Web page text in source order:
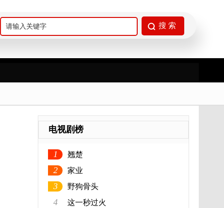
电视剧榜
1 翘楚
2 家业
3 野狗骨头
4 这一秒过火